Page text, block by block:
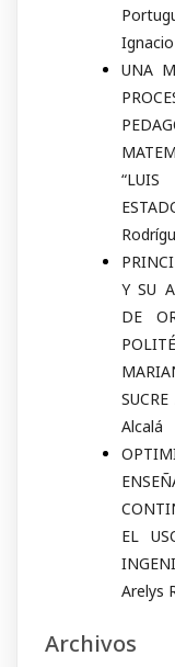
UNA
“LUIS
Y SU
DE
Alcalá
EL
Arelys
Archivos